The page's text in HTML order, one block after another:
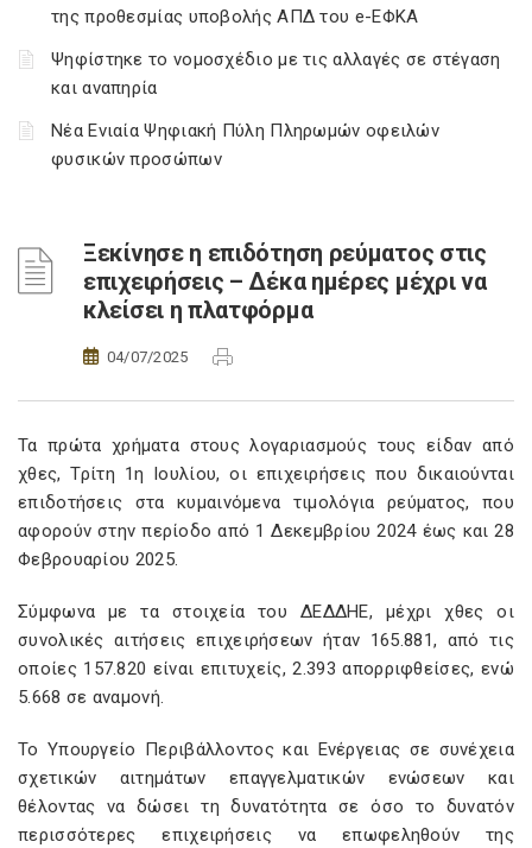
της προθεσμίας υποβολής ΑΠΔ του e-ΕΦΚΑ
Ψηφίστηκε το νομοσχέδιο με τις αλλαγές σε στέγαση
και αναπηρία
Νέα Ενιαία Ψηφιακή Πύλη Πληρωμών οφειλών
φυσικών προσώπων
Ξεκίνησε η επιδότηση ρεύματος στις
επιχειρήσεις – Δέκα ημέρες μέχρι να
κλείσει η πλατφόρμα
04/07/2025
Τα πρώτα χρήματα στους λογαριασμούς τους είδαν από
χθες, Τρίτη 1η Ιουλίου, οι επιχειρήσεις που δικαιούνται
επιδοτήσεις στα κυμαινόμενα τιμολόγια ρεύματος, που
αφορούν στην περίοδο από 1 Δεκεμβρίου 2024 έως και 28
Φεβρουαρίου 2025.
Σύμφωνα με τα στοιχεία του ΔΕΔΔΗΕ, μέχρι χθες οι
συνολικές αιτήσεις επιχειρήσεων ήταν 165.881, από τις
οποίες 157.820 είναι επιτυχείς, 2.393 απορριφθείσες, ενώ
5.668 σε αναμονή.
Το Υπουργείο Περιβάλλοντος και Ενέργειας σε συνέχεια
σχετικών αιτημάτων επαγγελματικών ενώσεων και
θέλοντας να δώσει τη δυνατότητα σε όσο το δυνατόν
περισσότερες επιχειρήσεις να επωφεληθούν της